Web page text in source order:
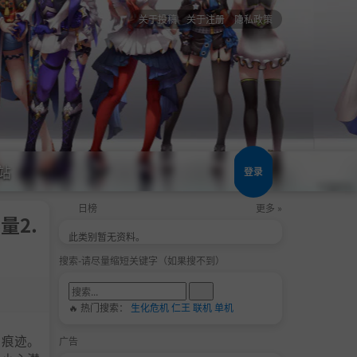
关于投稿 关于注册 隐私政策
登录
2.
迹。
日榜 更多 »
此类别暂无资料。
搜索-请尽量缩短关键字（如果搜不到）
🔥 热门搜索： 生化危机仁王 联机单机
广告